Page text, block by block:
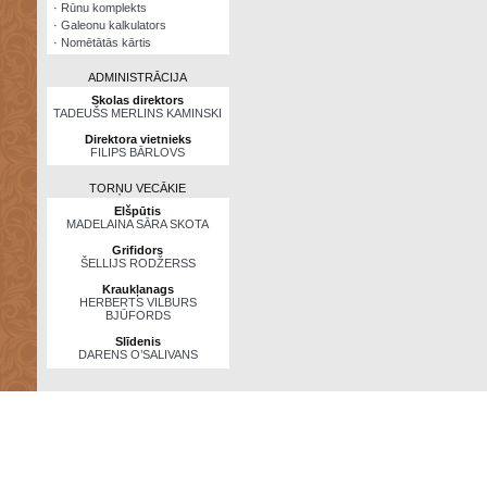
· Rūnu komplekts
· Galeonu kalkulators
· Nomētātās kārtis
ADMINISTRĀCIJA
Skolas direktors
TADEUŠS MERLINS KAMINSKI
Direktora vietnieks
FILIPS BĀRLOVS
TORŅU VECĀKIE
Elšpūtis
MADELAINA SĀRA SKOTA
Grifidors
ŠELLIJS RODŽERSS
Kraukļanags
HERBERTS VILBURS
BJŪFORDS
Slīdenis
DARENS O’SALIVANS